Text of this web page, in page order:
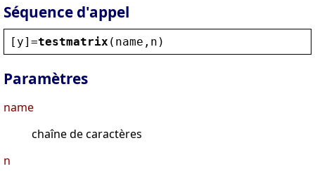
Séquence d'appel
[ y]=testmatrix ( name , n )
Paramètres
name
chaîne de caractères
n